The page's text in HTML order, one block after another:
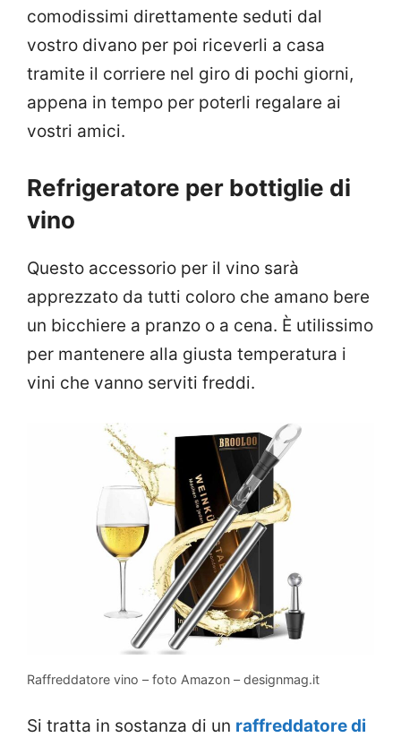
comodissimi direttamente seduti dal
vostro divano per poi riceverli a casa
tramite il corriere nel giro di pochi giorni,
appena in tempo per poterli regalare ai
vostri amici.
Refrigeratore per bottiglie di
vino
Questo accessorio per il vino sarà
apprezzato da tutti coloro che amano bere
un bicchiere a pranzo o a cena. È utilissimo
per mantenere alla giusta temperatura i
vini che vanno serviti freddi.
Raffreddatore vino – foto Amazon – designmag.it
Si tratta in sostanza di un raffreddatore di